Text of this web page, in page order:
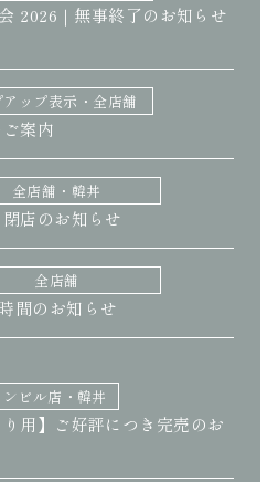
2026｜無事終了のお知らせ
ップ表示・全店舗
案内
全店舗・韓丼
店のお知らせ
全店舗
間のお知らせ
ビル店・韓丼
り用】ご好評につき完売のお